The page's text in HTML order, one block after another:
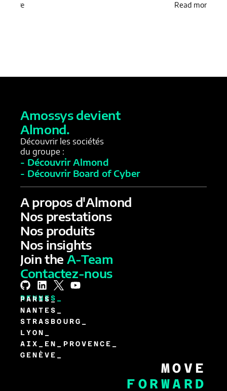
Amossys devient
Almond.
Découvrir les sociétés
du groupe :
- Découvrir Almond
- Découvrir Board of Cyber
A propos d'Almond
Nos prestations
Nos produits
Nos insights
Join the A-Team
Contactez-nous
RENNES_
PARIS_
NANTES_
STRASBOURG_
LYON_
AIX_EN_PROVENCE_
GENÈVE_
MOVE
FORWARD